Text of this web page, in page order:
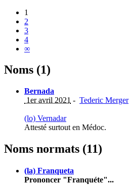
1
2
3
4
∞
Noms (1)
Bernada
1er avril 2021 - Tederic Merger
(lo) Vernadar
Attesté surtout en Médoc.
Noms normats (11)
(la) Franqueta
Prononcer "Franquéte"...